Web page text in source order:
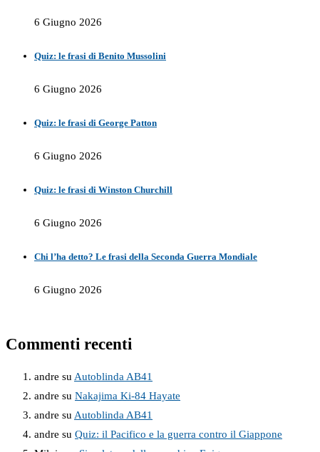
6 Giugno 2026
Quiz: le frasi di Benito Mussolini
6 Giugno 2026
Quiz: le frasi di George Patton
6 Giugno 2026
Quiz: le frasi di Winston Churchill
6 Giugno 2026
Chi l’ha detto? Le frasi della Seconda Guerra Mondiale
6 Giugno 2026
Commenti recenti
andre su Autoblinda AB41
andre su Nakajima Ki-84 Hayate
andre su Autoblinda AB41
andre su Quiz: il Pacifico e la guerra contro il Giappone